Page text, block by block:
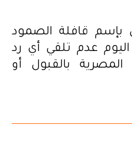
بإسم قافلة الصمود
عدم تلقي أي رد
بالقبول أو